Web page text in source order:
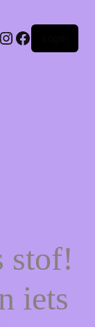
Instagram
Facebook
stof!
iets